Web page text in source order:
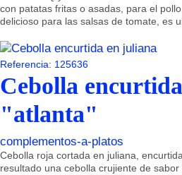
con patatas fritas o asadas, para el
delicioso para las salsas de tomate, es
Referencia: 125636
Cebolla
"atlanta"
complementos-a-platos
Cebolla roja cortada en juliana,
resultado una cebolla crujiente de